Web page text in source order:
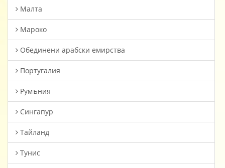
Малта
Мароко
Oбединени арабски емирства
Португалия
Румъния
Сингапур
Тайланд
Тунис